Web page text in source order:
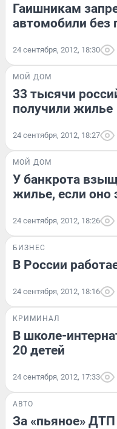
Гаишникам
автомобили без
24 сентября, 2012, 18:30
МОЙ ДОМ
33 тысячи
получили жилье
24 сентября, 2012, 18:27
МОЙ ДОМ
У банкрота
жилье, если оно
24 сентября, 2012, 18:26
БИЗНЕС
В России
24 сентября, 2012, 18:16
КРИМИНАЛ
В школе-
20 детей
24 сентября, 2012, 17:33
АВТО
За «пьяное»